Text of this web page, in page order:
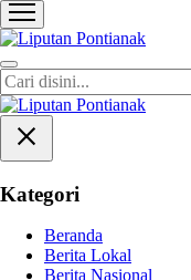
Liputan Pontianak
Berita Terkini dan
Kategori
Beranda
Berita Lokal
Berita Nasional